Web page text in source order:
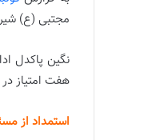
مجتبی (ع)
هفت امتیاز
استمداد از